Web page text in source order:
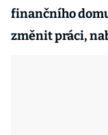
finančního
změnit práci,